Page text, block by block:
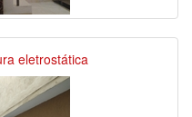
eletrostática